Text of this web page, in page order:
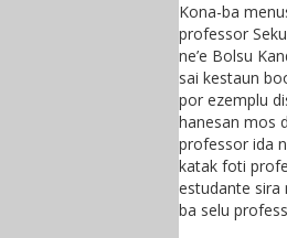
Kona-ba
professor
ne’e Bolsu
sai kestaun
por ezemplu
hanesan mos
professor ida
katak foti
estudante sira
ba selu